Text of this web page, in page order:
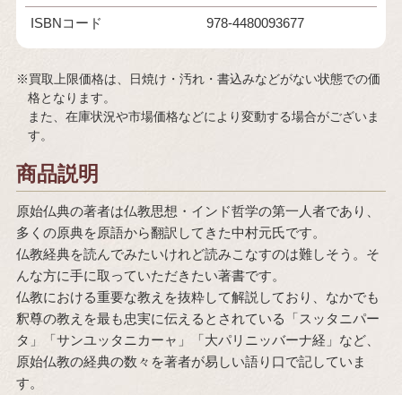
ISBNコード 978-4480093677
※買取上限価格は、日焼け・汚れ・書込みなどがない状態での価
格となります。
また、在庫状況や市場価格などにより変動する場合がございま
す。
商品説明
原始仏典の著者は仏教思想・インド哲学の第一人者であり、
多くの原典を原語から翻訳してきた中村元氏です。
仏教経典を読んでみたいけれど読みこなすのは難しそう。そ
んな方に手に取っていただきたい著書です。
仏教における重要な教えを抜粋して解説しており、なかでも
釈尊の教えを最も忠実に伝えるとされている「スッタニパー
タ」「サンユッタニカーャ」「大パリニッバーナ経」など、
原始仏教の経典の数々を著者が易しい語り口で記していま
す。